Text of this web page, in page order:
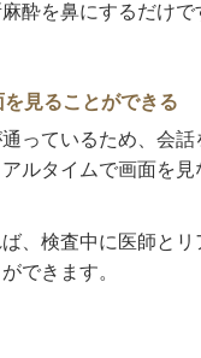
酔を鼻にするだけ
見ることができる
っているため、会
ルタイムで画面を
、検査中に医師と
できます。